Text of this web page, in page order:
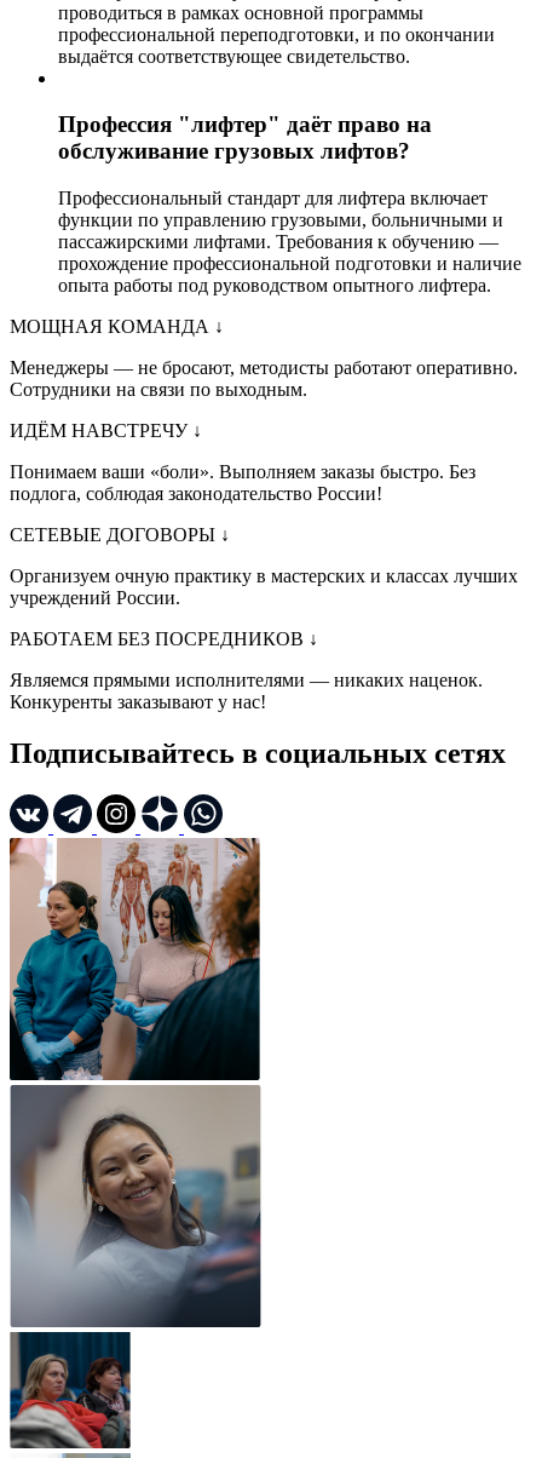
проводиться в рамках основной программы
профессиональной переподготовки, и по окончании
выдаётся соответствующее свидетельство.
Профессия "лифтер" даёт право на
обслуживание грузовых лифтов?
Профессиональный стандарт для лифтера включает
функции по управлению грузовыми, больничными и
пассажирскими лифтами. Требования к обучению —
прохождение профессиональной подготовки и наличие
опыта работы под руководством опытного лифтера.
МОЩНАЯ КОМАНДА ↓
Менеджеры — не бросают, методисты работают оперативно.
Сотрудники на связи по выходным.
ИДЁМ НАВСТРЕЧУ ↓
Понимаем ваши «боли». Выполняем заказы быстро. Без
подлога, соблюдая законодательство России!
СЕТЕВЫЕ ДОГОВОРЫ ↓
Организуем очную практику в мастерских и классах лучших
учреждений России.
РАБОТАЕМ БЕЗ ПОСРЕДНИКОВ ↓
Являемся прямыми исполнителями — никаких наценок.
Конкуренты заказывают у нас!
Подписывайтесь в социальных сетях